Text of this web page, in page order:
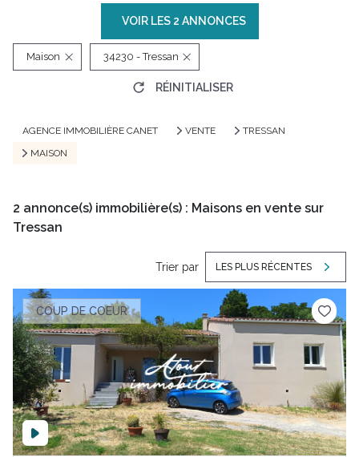
VOIR LES 2 ANNONCES
Maison 34230 - Tressan
RÉINITIALISER
AGENCE IMMOBILIÈRE CANET VENTE
TRESSAN
MAISON
2 annonce(s) immobilière(s) : Maisons en vente sur
Tressan
Trier par LES PLUS RÉCENTES
COUP DE COEUR